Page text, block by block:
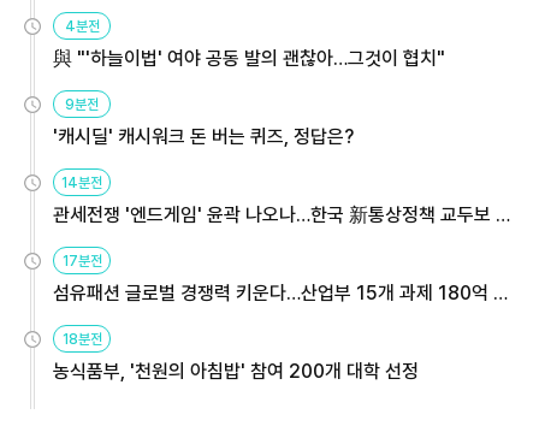
4분전
與 "'하늘이법' 여야 공동 발의 괜찮아…그것이 협치"
9분전
'캐시딜' 캐시워크 돈 버는 퀴즈, 정답은?
14분전
관세전쟁 '엔드게임' 윤곽 나오나…한국 新통상정책 교두보 활
17분전
섬유패션 글로벌 경쟁력 키운다…산업부 15개 과제 180억 지
18분전
농식품부, '천원의 아침밥' 참여 200개 대학 선정